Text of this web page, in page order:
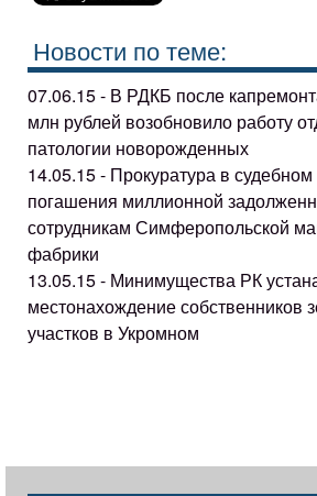
Новости по теме:
07.06.15 - В РДКБ после
млн рублей возобновило работу
патологии новорожденных
14.05.15 - Прокуратура в
погашения миллионной
сотрудникам Симферопольской
фабрики
13.05.15 - Минимущества РК
местонахождение собственников
участков в Укромном